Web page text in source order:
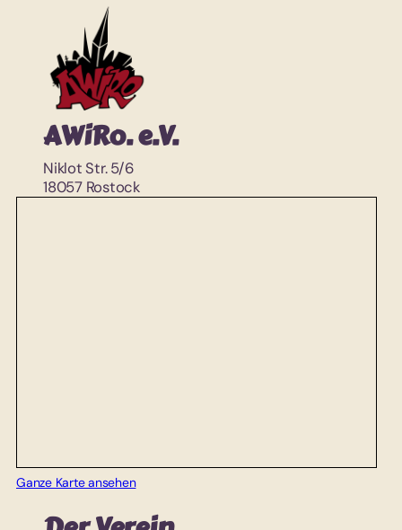
AWiRo. e.V.
Niklot Str. 5/6
18057 Rostock
Ganze Karte ansehen